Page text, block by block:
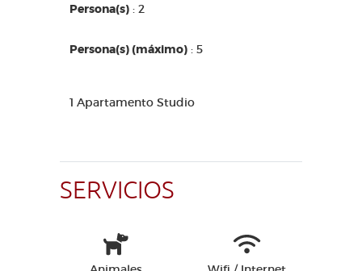
Persona(s) : 2
Persona(s) (máximo) : 5
1 Apartamento Studio
SERVICIOS